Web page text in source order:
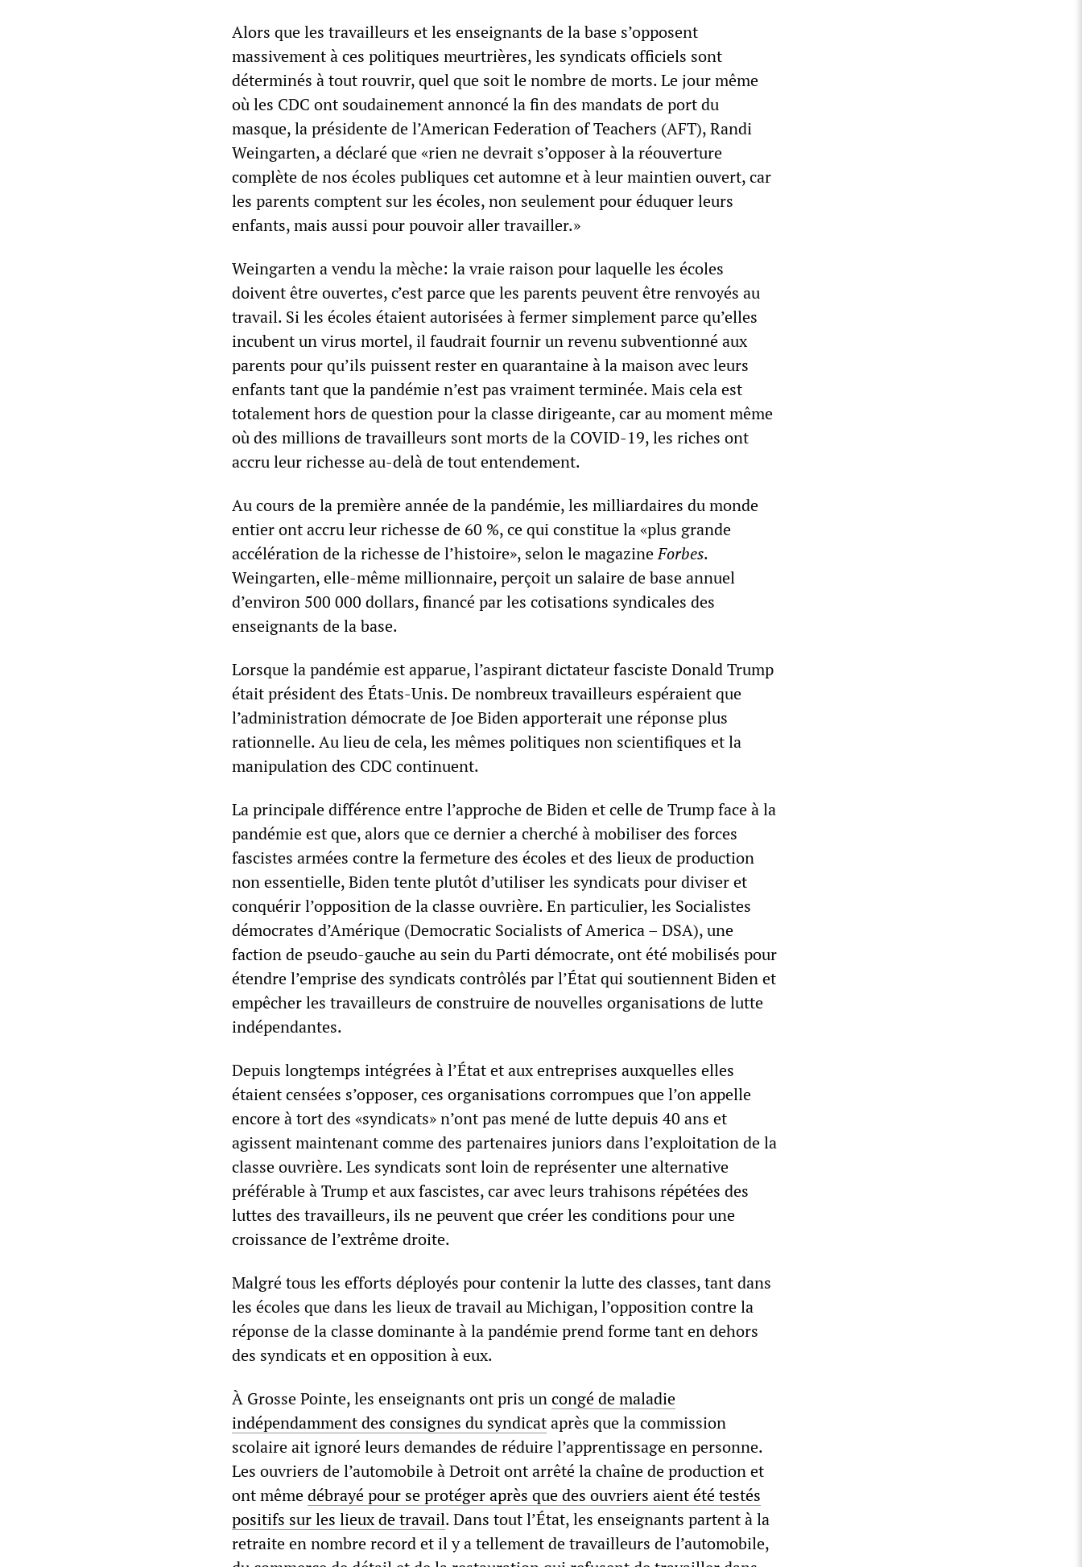
Alors que les travailleurs et les enseignants de la base s’opposent
massivement à ces politiques meurtrières, les syndicats officiels sont
déterminés à tout rouvrir, quel que soit le nombre de morts. Le jour même
où les CDC ont soudainement annoncé la fin des mandats de port du
masque, la présidente de l’American Federation of Teachers (AFT), Randi
Weingarten, a déclaré que «rien ne devrait s’opposer à la réouverture
complète de nos écoles publiques cet automne et à leur maintien ouvert, car
les parents comptent sur les écoles, non seulement pour éduquer leurs
enfants, mais aussi pour pouvoir aller travailler.»
Weingarten a vendu la mèche: la vraie raison pour laquelle les écoles
doivent être ouvertes, c’est parce que les parents peuvent être renvoyés au
travail. Si les écoles étaient autorisées à fermer simplement parce qu’elles
incubent un virus mortel, il faudrait fournir un revenu subventionné aux
parents pour qu’ils puissent rester en quarantaine à la maison avec leurs
enfants tant que la pandémie n’est pas vraiment terminée. Mais cela est
totalement hors de question pour la classe dirigeante, car au moment même
où des millions de travailleurs sont morts de la COVID-19, les riches ont
accru leur richesse au-delà de tout entendement.
Au cours de la première année de la pandémie, les milliardaires du monde
entier ont accru leur richesse de 60 %, ce qui constitue la «plus grande
accélération de la richesse de l’histoire», selon le magazineForbes.
Weingarten, elle-même millionnaire, perçoit un salaire de base annuel
d’environ 500 000 dollars, financé par les cotisations syndicales des
enseignants de la base.
Lorsque la pandémie est apparue, l’aspirant dictateur fasciste Donald Trump
était président des États-Unis. De nombreux travailleurs espéraient que
l’administration démocrate de Joe Biden apporterait une réponse plus
rationnelle. Au lieu de cela, les mêmes politiques non scientifiques et la
manipulation des CDC continuent.
La principale différence entre l’approche de Biden et celle de Trump face à la
pandémie est que, alors que ce dernier a cherché à mobiliser des forces
fascistes armées contre la fermeture des écoles et des lieux de production
non essentielle, Biden tente plutôt d’utiliser les syndicats pour diviser et
conquérir l’opposition de la classe ouvrière. En particulier, les Socialistes
démocrates d’Amérique (Democratic Socialists of America – DSA), une
faction de pseudo-gauche au sein du Parti démocrate, ont été mobilisés pour
étendre l’emprise des syndicats contrôlés par l’État qui soutiennent Biden et
empêcher les travailleurs de construire de nouvelles organisations de lutte
indépendantes.
Depuis longtemps intégrées à l’État et aux entreprises auxquelles elles
étaient censées s’opposer, ces organisations corrompues que l’on appelle
encore à tort des «syndicats» n’ont pas mené de lutte depuis 40 ans et
agissent maintenant comme des partenaires juniors dans l’exploitation de la
classe ouvrière. Les syndicats sont loin de représenter une alternative
préférable à Trump et aux fascistes, car avec leurs trahisons répétées des
luttes des travailleurs, ils ne peuvent que créer les conditions pour une
croissance de l’extrême droite.
Malgré tous les efforts déployés pour contenir la lutte des classes, tant dans
les écoles que dans les lieux de travail au Michigan, l’opposition contre la
réponse de la classe dominante à la pandémie prend forme tant en dehors
des syndicats et en opposition à eux.
À Grosse Pointe, les enseignants ont pris uncongé de maladie
indépendamment des consignes du syndicataprès que la commission
scolaire ait ignoré leurs demandes de réduire l’apprentissage en personne.
Les ouvriers de l’automobile à Detroit ont arrêté la chaîne de production et
ont mêmedébrayé pour se protéger après que des ouvriers aient été testés
positifs sur les lieux de travail. Dans tout l’État, les enseignants partent à la
retraite en nombre record et il y a tellement de travailleurs de l’automobile,